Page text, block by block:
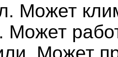
Может
Может